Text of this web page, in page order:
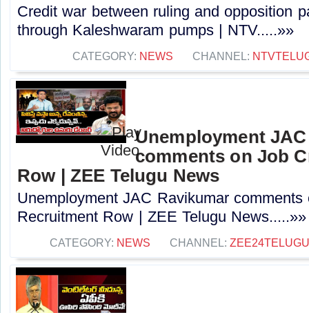
Credit war between ruling and opposition
through Kaleshwaram pumps | NTV.....»»
CATEGORY: NEWS CHANNEL:
Unemployment
comments on Job
Row | ZEE Telugu News
Unemployment JAC Ravikumar
Recruitment Row | ZEE Telugu News.....»»
CATEGORY: NEWS CHANNEL: